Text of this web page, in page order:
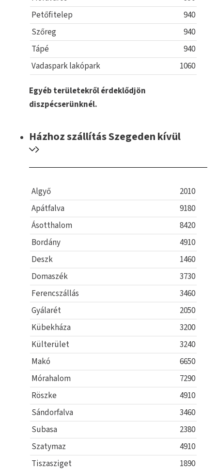
Petőfitelep
940
Szőreg
940
Tápé
940
Vadaspark lakópark
1060
Egyéb területekről érdeklődjön
diszpécserünknél.
Házhoz szállítás Szegeden kívül
Algyő
2010
Apátfalva
9180
Ásotthalom
8420
Bordány
4910
Deszk
1460
Domaszék
3730
Ferencszállás
3460
Gyálarét
2050
Kübekháza
3200
Külterület
3240
Makó
6650
Mórahalom
7290
Röszke
4910
Sándorfalva
3460
Subasa
2380
Szatymaz
4910
Tiszasziget
1890